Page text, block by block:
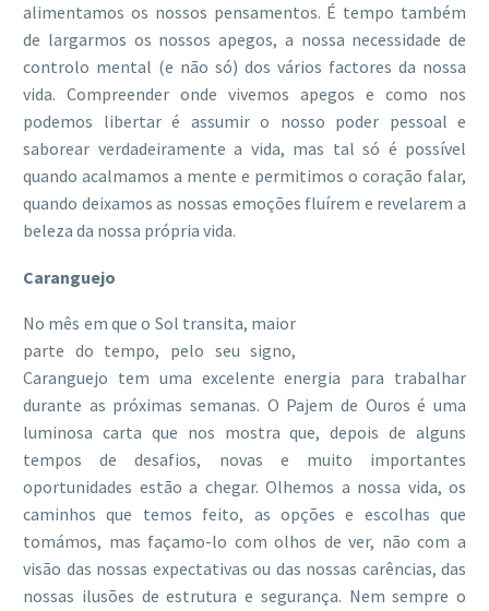
alimentamos os nossos pensamentos. É tempo também
de largarmos os nossos apegos, a nossa necessidade de
controlo mental (e não só) dos vários factores da nossa
vida. Compreender onde vivemos apegos e como nos
podemos libertar é assumir o nosso poder pessoal e
saborear verdadeiramente a vida, mas tal só é possível
quando acalmamos a mente e permitimos o coração falar,
quando deixamos as nossas emoções fluírem e revelarem a
beleza da nossa própria vida.
Caranguejo
No mês em que o Sol transita, maior
parte do tempo, pelo seu signo,
Caranguejo tem uma excelente energia para trabalhar
durante as próximas semanas. O Pajem de Ouros é uma
luminosa carta que nos mostra que, depois de alguns
tempos de desafios, novas e muito importantes
oportunidades estão a chegar. Olhemos a nossa vida, os
caminhos que temos feito, as opções e escolhas que
tomámos, mas façamo-lo com olhos de ver, não com a
visão das nossas expectativas ou das nossas carências, das
nossas ilusões de estrutura e segurança. Nem sempre o